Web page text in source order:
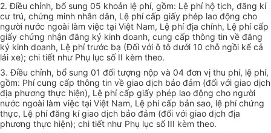
2. Điều chỉnh, bổ sung 05 khoản lệ phí, gồm: Lệ phí hộ tịch, đăng kí
cư trú, chứng minh nhân dân, Lệ phí cấp giấy phép lao động cho
người nước ngoài làm việc tại Việt Nam, Lệ phí địa chính, Lệ phí cấp
giấy chứng nhận đăng ký kinh doanh, cung cấp thông tin về đăng
ký kinh doanh, Lệ phí trước bạ (Đối với ô tô dưới 10 chỗ ngồi kể cả
lái xe); chi tiết như Phụ lục số II kèm theo.
3. Điều chỉnh, bổ sung 01 đối tượng nộp và 04 đơn vị thu phí, lệ phí,
gồm: Phí cung cấp thông tin về giao dịch bảo đảm (đối với giao dịch
địa phương thực hiện), Lệ phí cấp giấy phép lao động cho người
nước ngoài làm việc tại Việt Nam, Lệ phí cấp bản sao, lệ phí chứng
thực, Lệ phí đăng kí giao dịch bảo đảm (đối với giao dịch địa
phương thực hiện); chi tiết như Phụ lục số III kèm theo.